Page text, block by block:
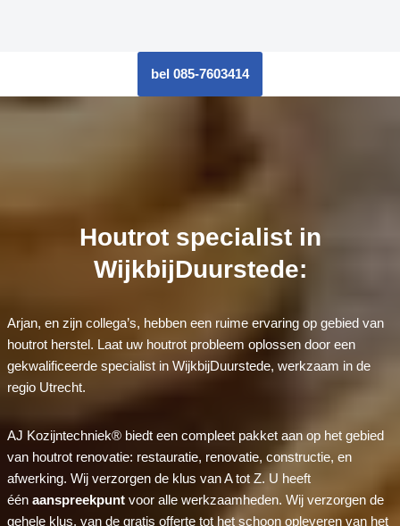
bel 085-7603414
Houtrot specialist in
WijkbijDuurstede:
Arjan, en zijn collega’s, hebben een ruime ervaring op gebied van
houtrot herstel. Laat uw houtrot probleem oplossen door een
gekwalificeerde specialist in WijkbijDuurstede, werkzaam in de
regio Utrecht.
AJ Kozijntechniek® biedt een compleet pakket aan op het gebied
van houtrot renovatie: restauratie, renovatie, constructie, en
afwerking. Wij verzorgen de klus van A tot Z. U heeft
één aanspreekpuntvoor alle werkzaamheden. Wij verzorgen de
gehele klus, van de gratis offerte tot het schoon opleveren van het